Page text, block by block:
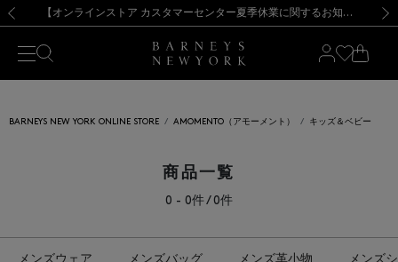
新規登録のお客様も対象！＜MY BARNEYS＞会員のお客様は11,000円（税込）以上のお買上げで常時送料無料！お買い物の際は会員登録を！
【夏季休業に伴う出荷一時停止のお知らせ】(2026.8.7) 【オンラインストア カスタマーセンター夏季休業に関するお知らせ】（2026.8.7）
【夏季休業に伴う返品・交換承り一時停止のお知らせ】（2026.8.5）
熊本県を中心とした地震の影響によるお荷物のお届けについて
【開催中】SUMMER SALEのご案内・ご注意事項 新規登録のお客様も対象！＜MY BARNEYS＞会員のお客様は11,000円（税込）以上のお買上げで常時送料無料！お買い物の際は会員登録を！
【夏季休業に伴う出荷一時停止のお知らせ】(2026.8.7)
BARNEYS NEW YORK ONLINE STORE AMOMENTO（アモーメント） キッズ＆ベビー
商品一覧
0 - 0件 / 0件